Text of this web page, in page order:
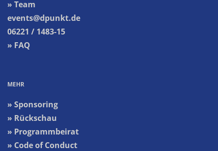
» Team
events@dpunkt.de
06221 / 1483-15
» FAQ
MEHR
» Sponsoring
» Rückschau
» Programmbeirat
» Code of Conduct